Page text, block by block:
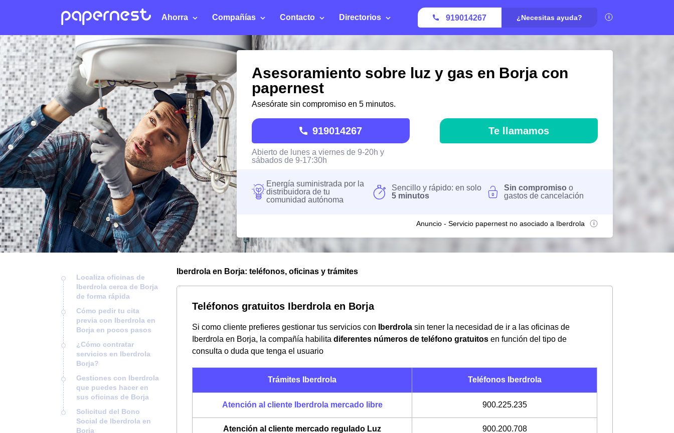
Ahorra Compañías Contacto Directorios 919014267 ¿Necesitas ayuda?
Asesoramiento sobre luz y gas en Borja con
papernest
Asesórate sin compromiso en 5 minutos.
919014267
Abierto de lunes a viernes de 9-20h y
sábados de 9-17:30h
Te llamamos
Energía suministrada por la
distribuidora de tu
comunidad autónoma
Sencillo y rápido: en solo
5 minutos
Sin compromiso o
gastos de cancelación
Anuncio - Servicio papernest no asociado a Iberdrola
Localiza oficinas de
Iberdrola cerca de Borja
de forma rápida
Cómo pedir tu cita
previa con Iberdrola en
Borja en pocos pasos
¿Cómo contratar
servicios en Iberdrola
Borja?
Gestiones con Iberdrola
que puedes hacer en
sus oficinas de Borja
Solicitud del Bono
Social de Iberdrola en
Borja
Iberdrola en Borja: teléfonos, oficinas y trámites
Teléfonos gratuitos Iberdrola en Borja
Si como cliente prefieres gestionar tus servicios con Iberdrola sin tener la necesidad de ir a las oficinas de
Iberdrola en Borja, la compañía habilita diferentes números de teléfono gratuitos en función del tipo de
consulta o duda que tenga el usuario
Trámites Iberdrola Teléfonos Iberdrola
Atención al cliente Iberdrola mercado libre 900.225.235
Atención al cliente mercado regulado Luz 900.200.708